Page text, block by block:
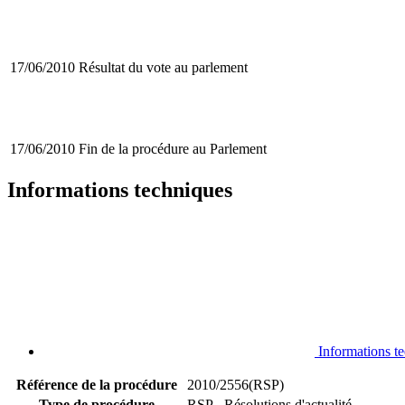
17/06/2010 Résultat du vote au parlement
17/06/2010 Fin de la procédure au Parlement
Informations techniques
Informations
Référence de la procédure
2010/2556(RSP)